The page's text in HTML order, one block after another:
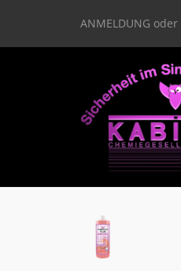
ANMELDUNG oder